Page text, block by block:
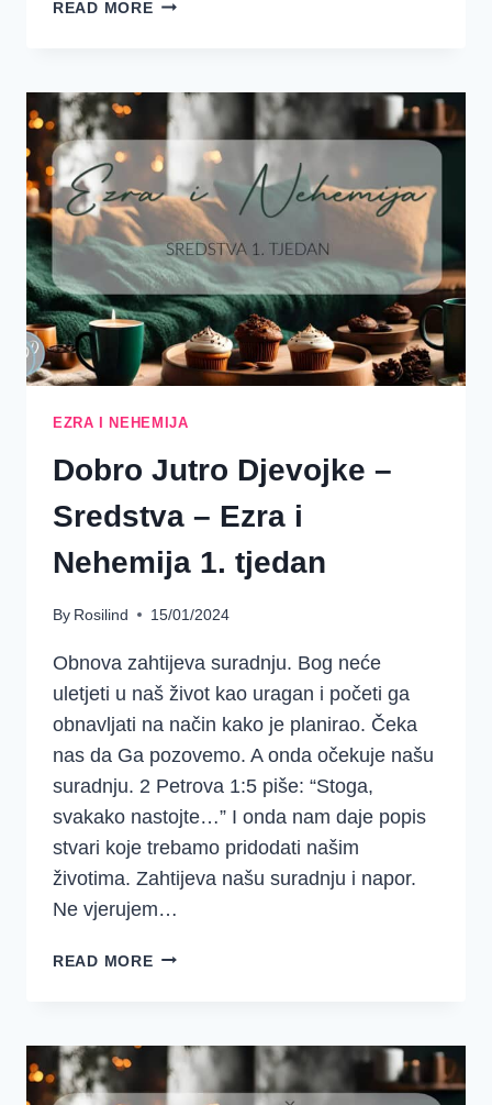
READ MORE
TREBA
OD
VAS
OVE
GODINE
EZRA I NEHEMIJA
Dobro Jutro Djevojke –
Sredstva – Ezra i
Nehemija 1. tjedan
By Rosilind 15/01/2024
Obnova zahtijeva suradnju. Bog neće
uletjeti u naš život kao uragan i početi ga
obnavljati na način kako je planirao. Čeka
nas da Ga pozovemo. A onda očekuje našu
suradnju. 2 Petrova 1:5 piše: “Stoga,
svakako nastojte…” I onda nam daje popis
stvari koje trebamo pridodati našim
životima. Zahtijeva našu suradnju i napor.
Ne vjerujem…
READ MOREDOBRO
SREDSTVA
–